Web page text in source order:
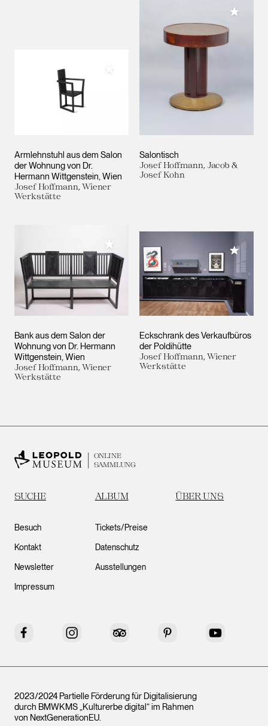
Armlehnstuhl aus dem Salon
der Wohnung von Dr.
Hermann Wittgenstein, Wien
Josef Hoffmann, Wiener
Werkstätte
Salontisch
Josef Hoffmann, Jacob &
Josef Kohn
Meiner
Bank aus dem Salon der
Wohnung von Dr. Hermann
Wittgenstein, Wien
Josef Hoffmann, Wiener
Werkstätte
Meiner Sammlung hinzufügen
Eckschrank des Verkaufbüros
der Poldihütte
Josef Hoffmann, Wiener
Werkstätte
Meiner
ONLINE
SAMMLUNG
SUCHE ALBUM ÜBER UNS
Besuch
Kontakt
Newsletter
Impressum
Tickets/Preise
Datenschutz
Ausstellungen
Facebook Instagram Tripadvisor Pinterest YouTube
2023/2024 Partielle Förderung für Digitalisierung
durch BMWKMS „Kulturerbe digital“ im Rahmen
von NextGenerationEU.